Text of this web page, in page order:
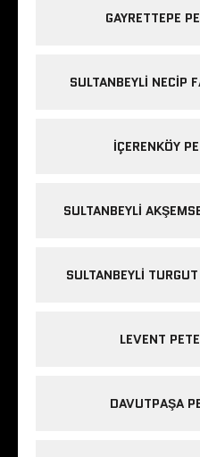
GAYRETTEPE
SULTANBEYLI NECIP
IÇERENKÖY
SULTANBEYLI
SULTANBEYLI
LEVENT
DAVUTPAŞA